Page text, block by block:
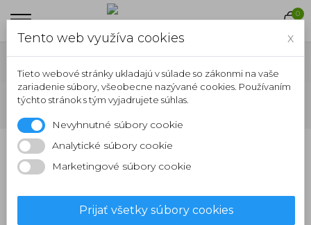
0
Úvodná stránka NÁKLADNÉ PNEUMATIKY
Tento web využíva cookies x
Tieto webové stránky ukladajú v súlade so zákonmi na vaše
zariadenie súbory, všeobecne nazývané cookies. Používaním
týchto stránok s tým vyjadrujete súhlas.
Nevyhnutné súbory cookie
Analytické súbory cookie
Marketingové súbory cookie
Prijať všetky súbory cookies